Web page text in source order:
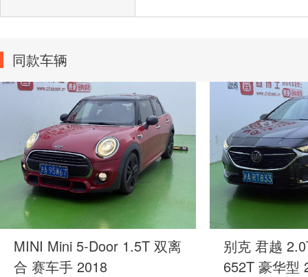
同款车辆
Pure 纯净
别克 君越 2.0T 手自一体
652T 豪华型 2021